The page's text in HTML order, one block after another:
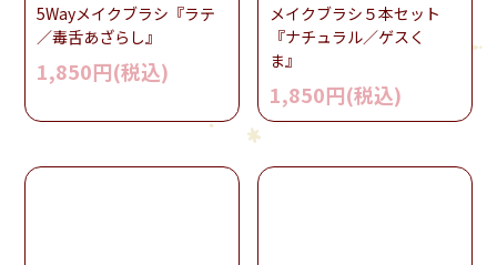
5Wayメイクブラシ『ラテ
／毒舌あざらし』
1,850円(税込)
メイクブラシ５本セット
『ナチュラル／ゲスく
ま』
1,850円(税込)